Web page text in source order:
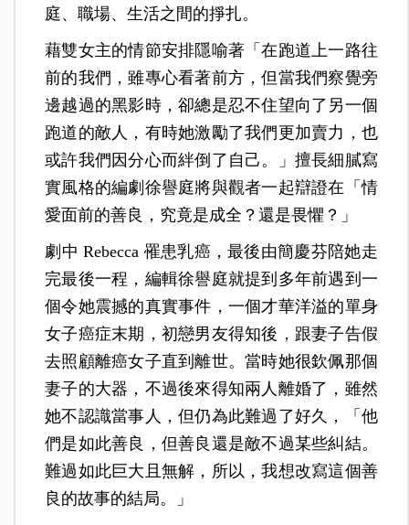
庭、職場、生活之間的掙扎。
藉雙女主的情節安排隱喻著「在跑道上一路往
前的我們，雖專心看著前方，但當我們察覺旁
邊越過的黑影時，卻總是忍不住望向了另一個
跑道的敵人，有時她激勵了我們更加賣力，也
或許我們因分心而絆倒了自己。」擅長細膩寫
實風格的編劇徐譽庭將與觀者一起辯證在「情
愛面前的善良，究竟是成全？還是畏懼？」
劇中 Rebecca 罹患乳癌，最後由簡慶芬陪她走
完最後一程，編輯徐譽庭就提到多年前遇到一
個令她震撼的真實事件，一個才華洋溢的單身
女子癌症末期，初戀男友得知後，跟妻子告假
去照顧離癌女子直到離世。當時她很欽佩那個
妻子的大器，不過後來得知兩人離婚了，雖然
她不認識當事人，但仍為此難過了好久，「他
們是如此善良，但善良還是敵不過某些糾結。
難過如此巨大且無解，所以，我想改寫這個善
良的故事的結局。」